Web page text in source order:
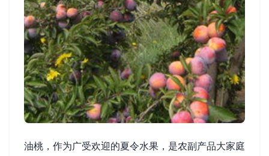
油桃，作为广受欢迎的夏令水果，是农副产品大家庭